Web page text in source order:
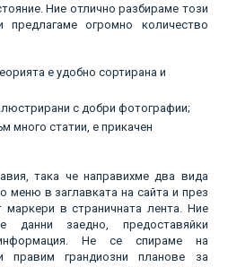
Ние отлично разбираме този
огромно количество
е удобно сортирана и
с добри фотографии;
много статии, е прикачен
така че направихме два вида
меню в заглавката на сайта и през
маркери в страничната лента. Ние
данни заедно, предоставяйки
Не се спираме на
правим грандиозни планове за